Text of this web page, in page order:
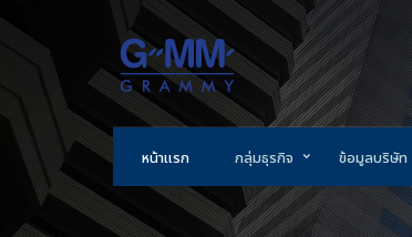
หน้าแรก กลุ่มธุรกิจ ข้อมูลบริษัท